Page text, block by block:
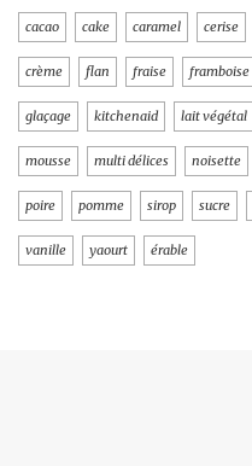
cacao cake caramel cerise
crème flan fraise framboise
glaçage kitchenaid lait végétal
mousse multi délices noisette
poire pomme sirop sucre
vanille yaourt érable